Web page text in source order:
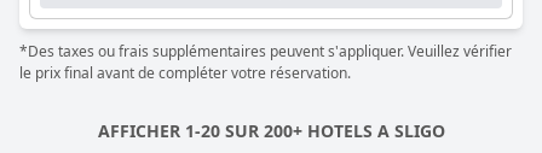
*Des taxes ou frais supplémentaires peuvent s'appliquer. Veuillez vérifier
le prix final avant de compléter votre réservation.
AFFICHER 1-20 SUR 200+ HOTELS A SLIGO